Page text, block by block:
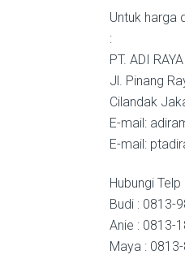
Untuk harga
:
PT. ADI
Jl. Pinang
Cilandak
E-mail:
E-mail:
Hubungi
Budi : 0813-
Anie : 0813-
Maya :